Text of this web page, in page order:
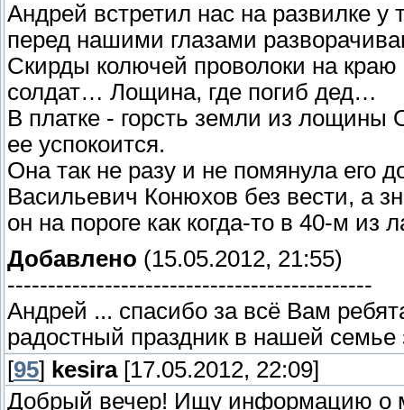
Андрей встретил нас на развилке у
перед нашими глазами
Скирды колючей проволоки на
солдат… Лощина, где погиб дед…
В платке - горсть земли из лощины
ее успокоится.
Она так не разу и не помянула его
Васильевич Конюхов без вести, а
он на пороге как когда-то в 40-м из
Добавлено (15.05.2012, 21:55)
---------------------------------------------
Андрей ... спасибо за всё Вам
радостный праздник в нашей семье
[95] kesira[17.05.2012, 22:09]
Добрый вечер! Ищу информацию о